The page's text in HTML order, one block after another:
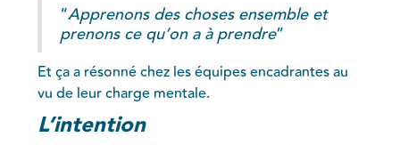
“Apprenons des choses ensemble et
prenons ce qu’on a à prendre”
Et ça a résonné chez les équipes encadrantes au
vu de leur charge mentale.
L’intention